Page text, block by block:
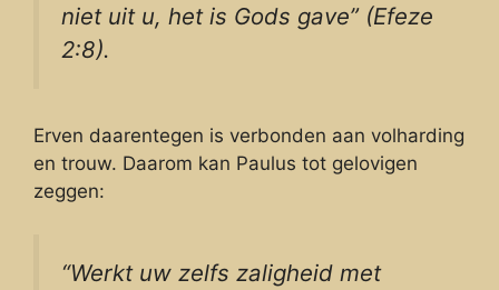
niet uit u, het is Gods gave” (Efeze
2:8).
Erven daarentegen is verbonden aan volharding
en trouw. Daarom kan Paulus tot gelovigen
zeggen:
“Werkt uw zelfs zaligheid met